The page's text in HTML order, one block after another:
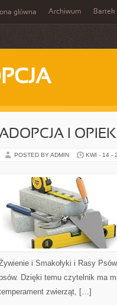
główna Archiwum Bartek
I
POSTED BY ADMIN KWI - 14 -
i Smakołyki i Rasy
Dzięki temu czytelnik ma
zwierząt, […]